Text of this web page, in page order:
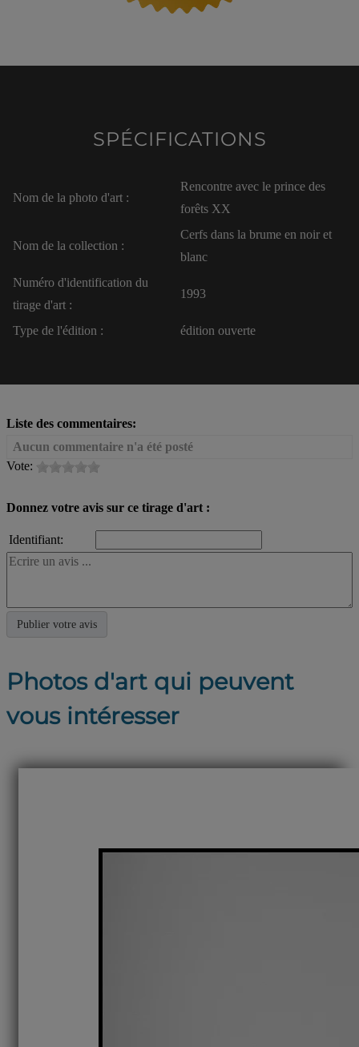
SPÉCIFICATIONS
Nom de la photo d'art :
Rencontre avec le prince des
forêts XX
Nom de la collection :
Cerfs dans la brume en noir et
blanc
Numéro d'identification du
tirage d'art :
1993
Type de l'édition : édition ouverte
Liste des commentaires:
Aucun commentaire n'a été posté
Vote:
Donnez votre avis sur ce tirage d'art :
Identifiant:
Photos d'art qui peuvent
vous intéresser